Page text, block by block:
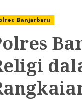
Banjarbaru